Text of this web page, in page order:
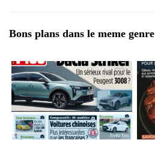
Bons plans dans le meme genre